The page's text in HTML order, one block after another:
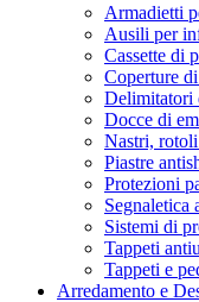
Armadietti
Ausili per
Cassette di
Coperture
Delimitatori
Docce di
Nastri,
Piastre
Protezioni
Segnaletica
Sistemi di
Tappeti
Tappeti e
Arredamento e